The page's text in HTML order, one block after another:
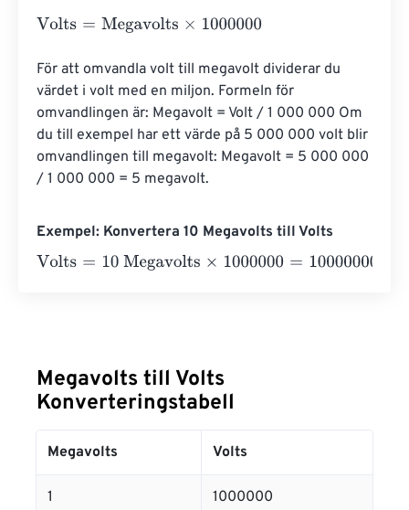
Volts= Megavolts×1000000
För att omvandla volt till megavolt dividerar du
värdet i volt med en miljon. Formeln för
omvandlingen är: Megavolt = Volt / 1 000 000 Om
du till exempel har ett värde på 5 000 000 volt blir
omvandlingen till megavolt: Megavolt = 5 000 000
/ 1 000 000 = 5 megavolt.
Exempel: Konvertera 10 Megavolts till Volts
Volts= 10 Megavolts×1000000=10000000 Volts
Megavolts till Volts
Konverteringstabell
Megavolts Volts
1 1000000